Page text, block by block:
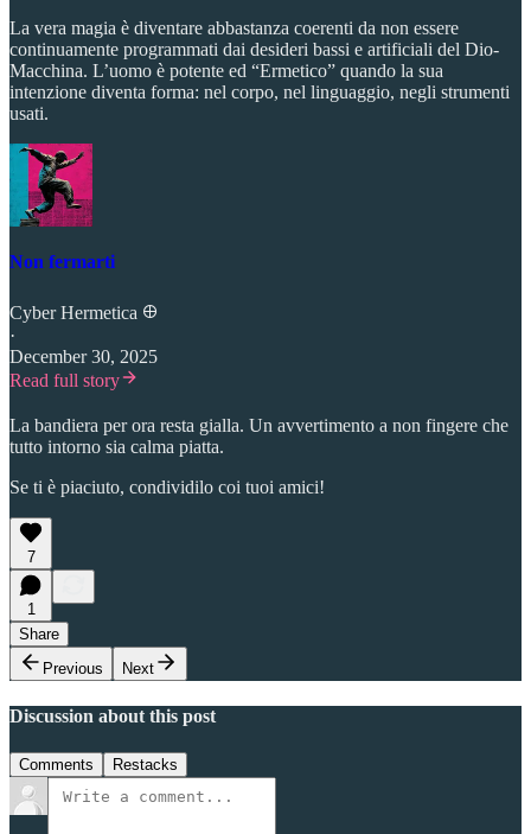
La vera magia è diventare abbastanza coerenti da non essere
continuamente programmati dai desideri bassi e artificiali del Dio-
Macchina. L’uomo è potente ed “Ermetico” quando la sua
intenzione diventa forma: nel corpo, nel linguaggio, negli strumenti
usati.
Non fermarti
Cyber Hermetica 𐀏
·
December 30, 2025
Read full story
La bandiera per ora resta gialla. Un avvertimento a non fingere che
tutto intorno sia calma piatta.
Se ti è piaciuto, condividilo coi tuoi amici!
7
1
Share
Previous
Next
Discussion about this post
Comments Restacks